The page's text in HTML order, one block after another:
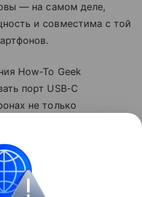
— на самом деле,
и совместима с той
How-To Geek
порт USB-C
не только
к мониторам.